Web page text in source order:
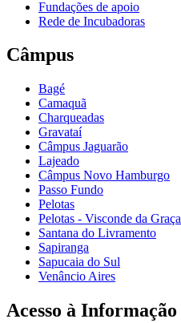
Fundações de apoio
Rede de Incubadoras
Câmpus
Bagé
Camaquã
Charqueadas
Gravataí
Câmpus Jaguarão
Lajeado
Câmpus Novo Hamburgo
Passo Fundo
Pelotas
Pelotas - Visconde da Graça
Santana do Livramento
Sapiranga
Sapucaia do Sul
Venâncio Aires
Acesso à Informação